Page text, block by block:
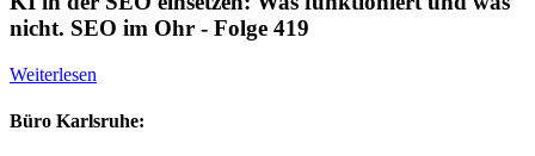
nicht. SEO im Ohr - Folge 419
Weiterlesen
Büro Karlsruhe: